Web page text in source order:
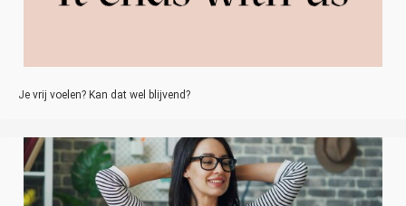
Je vrij voelen? Kan dat wel blijvend?